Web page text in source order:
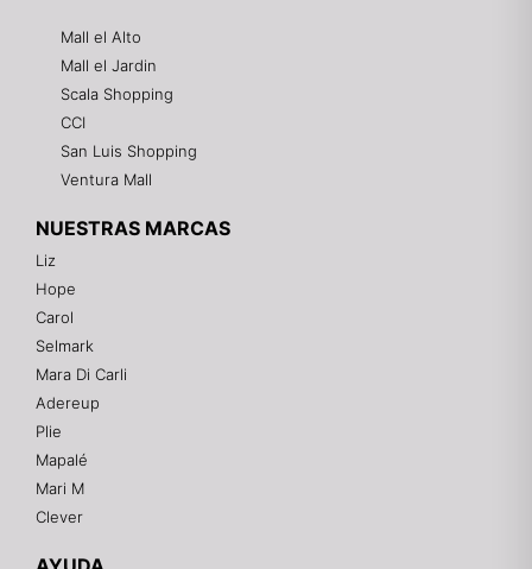
Mall el Alto
Mall el Jardin
Scala Shopping
CCI
San Luis Shopping
Ventura Mall
NUESTRAS MARCAS
Liz
Hope
Carol
Selmark
Mara Di Carli
Adereup
Plie
Mapalé
Mari M
Clever
¡Hola! 👋
Gracias por visitarnos. Te asesoramos
personalmente con tu compra: tallas, envíos y
pagos.
Recuerda: 10% de descuento en tu primera compra